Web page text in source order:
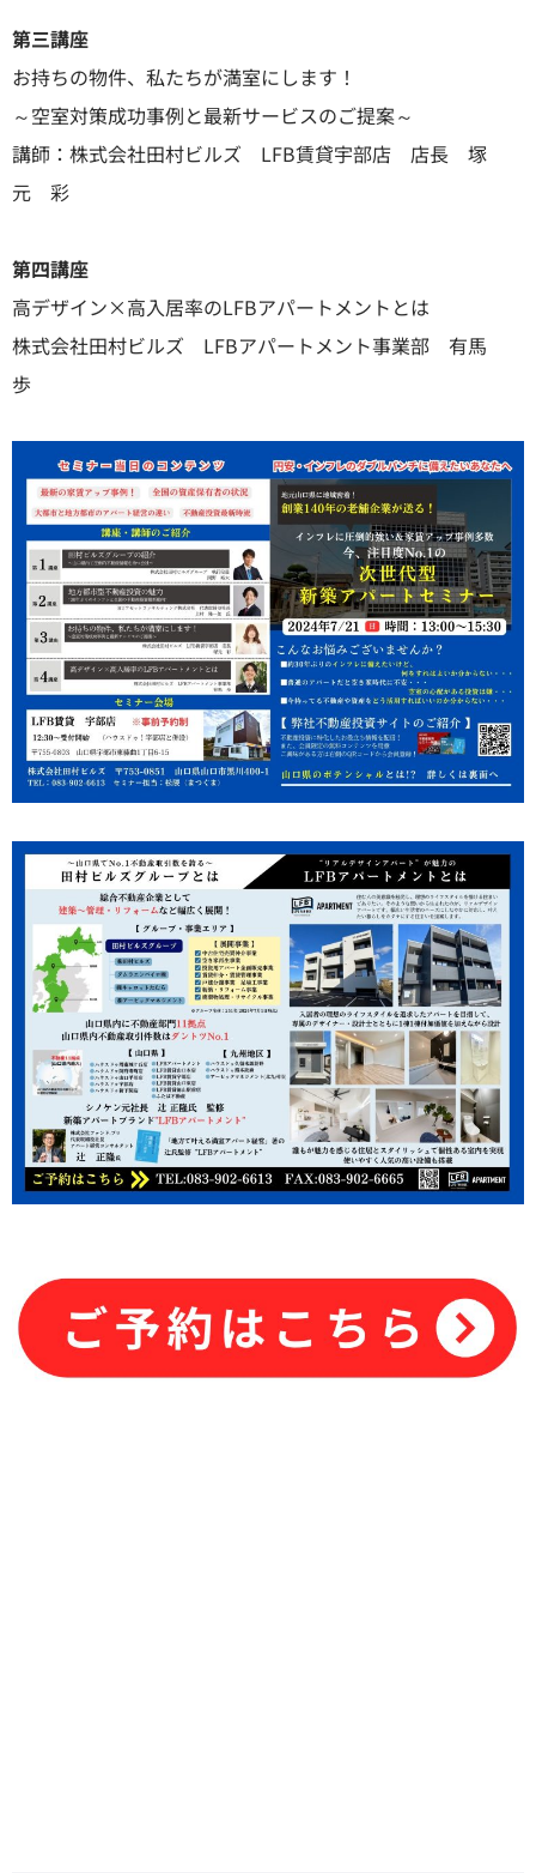
第三講座
お持ちの物件、私たちが満室にします！
～空室対策成功事例と最新サービスのご提案～
講師：株式会社田村ビルズ LFB賃貸宇部店 店長 塚
元 彩
第四講座
高デザイン×高入居率のLFBアパートメントとは
株式会社田村ビルズ LFBアパートメント事業部 有馬
歩